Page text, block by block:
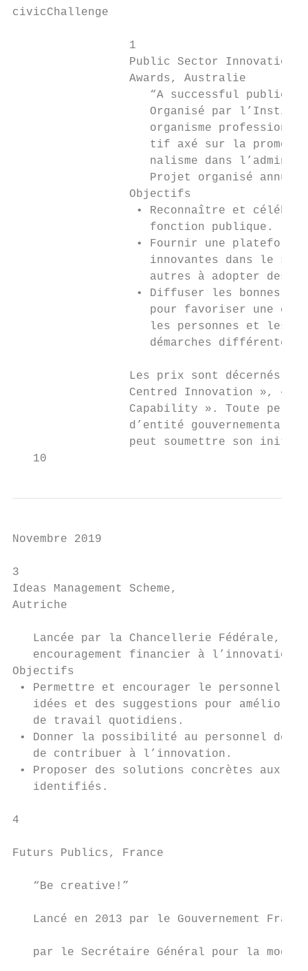
civicChallenge
1
Public Sector Innovation
Awards, Australie
“A successful public
Organisé par
organisme
tif axé sur la
nalisme dans
Projet organisé
Objectifs
• Reconnaître et
fonction publique.
• Fournir une
innovantes dans le
autres à adopter des
• Diffuser les bonnes
pour favoriser une
les personnes et les
démarches
Les prix sont décernés
Centred Innovation », «
Capability ». Toute
d’entité
peut soumettre son
   10
Novembre 2019
3
Ideas Management Scheme,
Autriche
Lancée par la Chancellerie Fédérale,
encouragement financier à
Objectifs
• Permettre et encourager le personnel
idées et des suggestions pour
de travail quotidiens.
• Donner la possibilité au personnel de
de contribuer à l’innovation.
• Proposer des solutions concrètes aux
identifiés.
4
Futurs Publics, France
   “Be creative!”
Lancé en 2013 par le Gouvernement
par le Secrétaire Général pour la